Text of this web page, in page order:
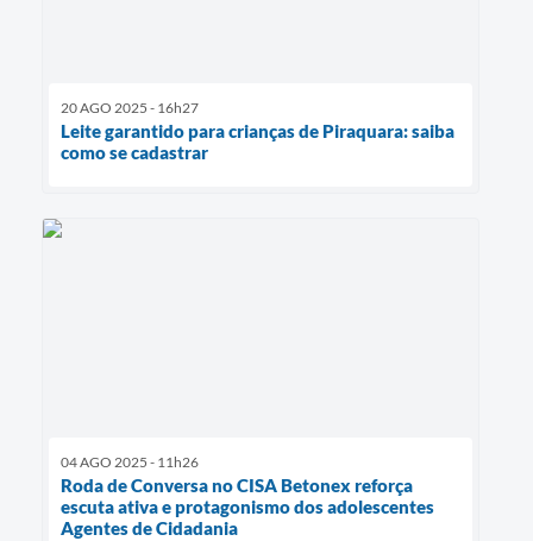
20 AGO 2025 - 16h27
Leite garantido para crianças de Piraquara: saiba
como se cadastrar
04 AGO 2025 - 11h26
Roda de Conversa no CISA Betonex reforça
escuta ativa e protagonismo dos adolescentes
Agentes de Cidadania